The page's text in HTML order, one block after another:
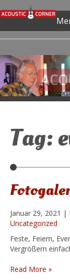
Tag:
Januar 29, 2021 |
Uncategorized
Feste, Feiern,
Vergrößern
Read More »